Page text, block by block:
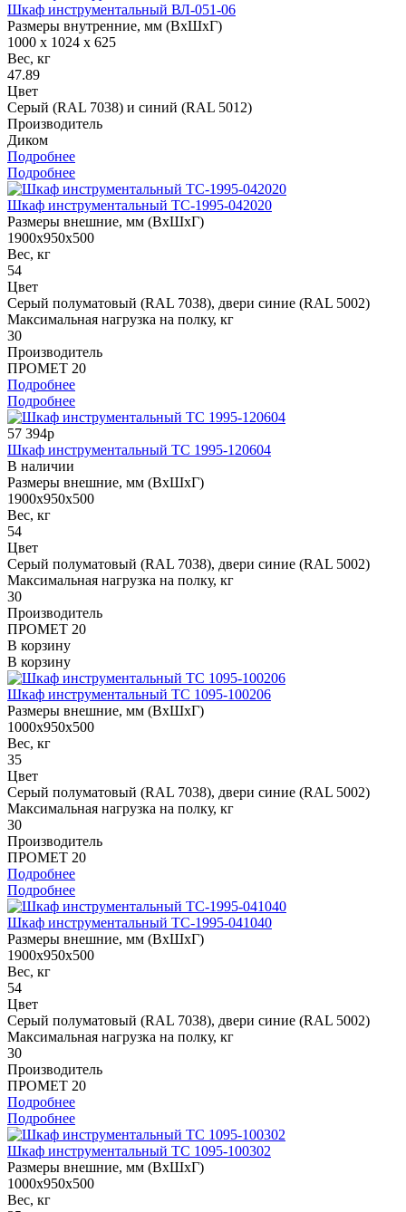
Шкаф инструментальный ВЛ-051-06
Размеры внутренние, мм (ВхШхГ)
1000 x 1024 x 625
Вес, кг
47.89
Цвет
Серый (RAL 7038) и синий (RAL 5012)
Производитель
Диком
Подробнее
Подробнее
Шкаф инструментальный TC-1995-042020
Размеры внешние, мм (ВхШхГ)
1900x950x500
Вес, кг
54
Цвет
Cерый полуматовый (RAL 7038), двери синие (RAL 5002)
Максимальная нагрузка на полку, кг
30
Производитель
ПРОМЕТ 20
Подробнее
Подробнее
57 394р
Шкаф инструментальный ТС 1995-120604
В наличии
Размеры внешние, мм (ВхШхГ)
1900x950x500
Вес, кг
54
Цвет
Cерый полуматовый (RAL 7038), двери синие (RAL 5002)
Максимальная нагрузка на полку, кг
30
Производитель
ПРОМЕТ 20
В корзину
В корзину
Шкаф инструментальный ТС 1095-100206
Размеры внешние, мм (ВхШхГ)
1000x950x500
Вес, кг
35
Цвет
Cерый полуматовый (RAL 7038), двери синие (RAL 5002)
Максимальная нагрузка на полку, кг
30
Производитель
ПРОМЕТ 20
Подробнее
Подробнее
Шкаф инструментальный TC-1995-041040
Размеры внешние, мм (ВхШхГ)
1900x950x500
Вес, кг
54
Цвет
Cерый полуматовый (RAL 7038), двери синие (RAL 5002)
Максимальная нагрузка на полку, кг
30
Производитель
ПРОМЕТ 20
Подробнее
Подробнее
Шкаф инструментальный ТС 1095-100302
Размеры внешние, мм (ВхШхГ)
1000x950x500
Вес, кг